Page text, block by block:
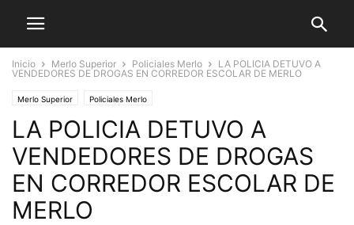
Inicio Merlo Superior Policiales Merlo
LA POLICIA DETUVO A
VENDEDORES DE DROGAS EN CORREDOR ESCOLAR DE MERLO
Merlo Superior Policiales Merlo
LA POLICIA DETUVO A
VENDEDORES DE DROGAS
EN CORREDOR ESCOLAR DE
MERLO